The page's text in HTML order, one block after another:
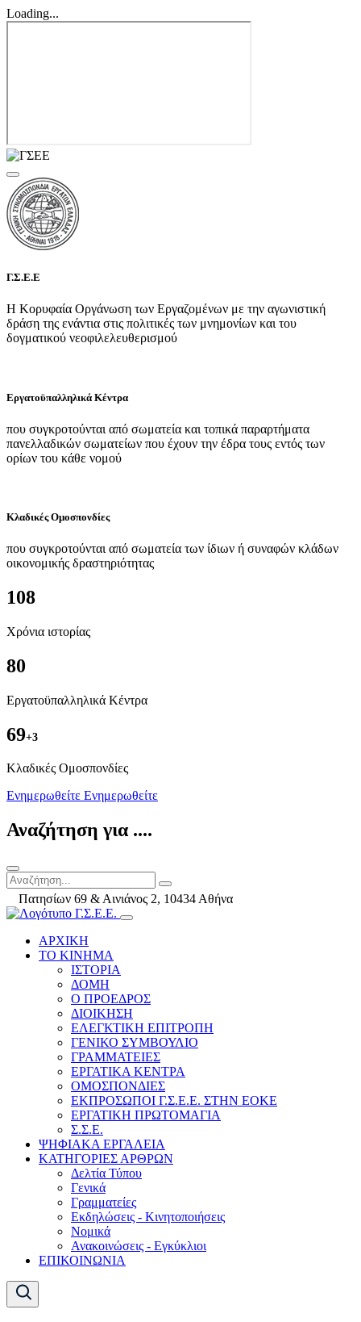
Loading...
Γ.Σ.Ε.Ε
Η Κορυφαία Οργάνωση των Εργαζομένων με την αγωνιστική
δράση της ενάντια στις πολιτικές των μνημονίων και του
δογματικού νεοφιλελευθερισμού
Εργατοϋπαλληλικά Κέντρα
που συγκροτούνται από σωματεία και τοπικά παραρτήματα
πανελλαδικών σωματείων που έχουν την έδρα τους εντός των
ορίων του κάθε νομού
Κλαδικές Ομοσπονδίες
που συγκροτούνται από σωματεία των ίδιων ή συναφών κλάδων
οικονομικής δραστηριότητας
108
Χρόνια ιστορίας
80
Εργατοϋπαλληλικά Κέντρα
69+3
Kλαδικές Ομοσπονδίες
Ενημερωθείτε Ενημερωθείτε
Αναζήτηση για ....
Πατησίων 69 & Αινιάνος 2, 10434 Αθήνα
ΑΡΧΙΚΗ
ΤΟ ΚΙΝΗΜΑ
ΙΣΤΟΡΙΑ
ΔΟΜΗ
Ο ΠΡΟΕΔΡΟΣ
ΔΙΟΙΚΗΣΗ
ΕΛΕΓΚΤΙΚΗ ΕΠΙΤΡΟΠΗ
ΓΕΝΙΚΟ ΣΥΜΒΟΥΛΙΟ
ΓΡΑΜΜΑΤΕΙΕΣ
ΕΡΓΑΤΙΚΑ ΚΕΝΤΡΑ
ΟΜΟΣΠΟΝΔΙΕΣ
ΕΚΠΡΟΣΩΠΟΙ Γ.Σ.Ε.Ε. ΣΤΗΝ ΕΟΚΕ
ΕΡΓΑΤΙΚΗ ΠΡΩΤΟΜΑΓΙΑ
Σ.Σ.Ε.
ΨΗΦΙΑΚΑ ΕΡΓΑΛΕΙΑ
ΚΑΤΗΓΟΡΙΕΣ ΑΡΘΡΩΝ
Δελτία Τύπου
Γενικά
Γραμματείες
Εκδηλώσεις - Κινητοποιήσεις
Νομικά
Ανακοινώσεις - Εγκύκλιοι
ΕΠΙΚΟΙΝΩΝΙΑ